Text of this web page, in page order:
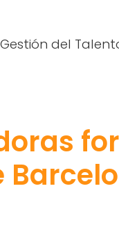
Gestión del